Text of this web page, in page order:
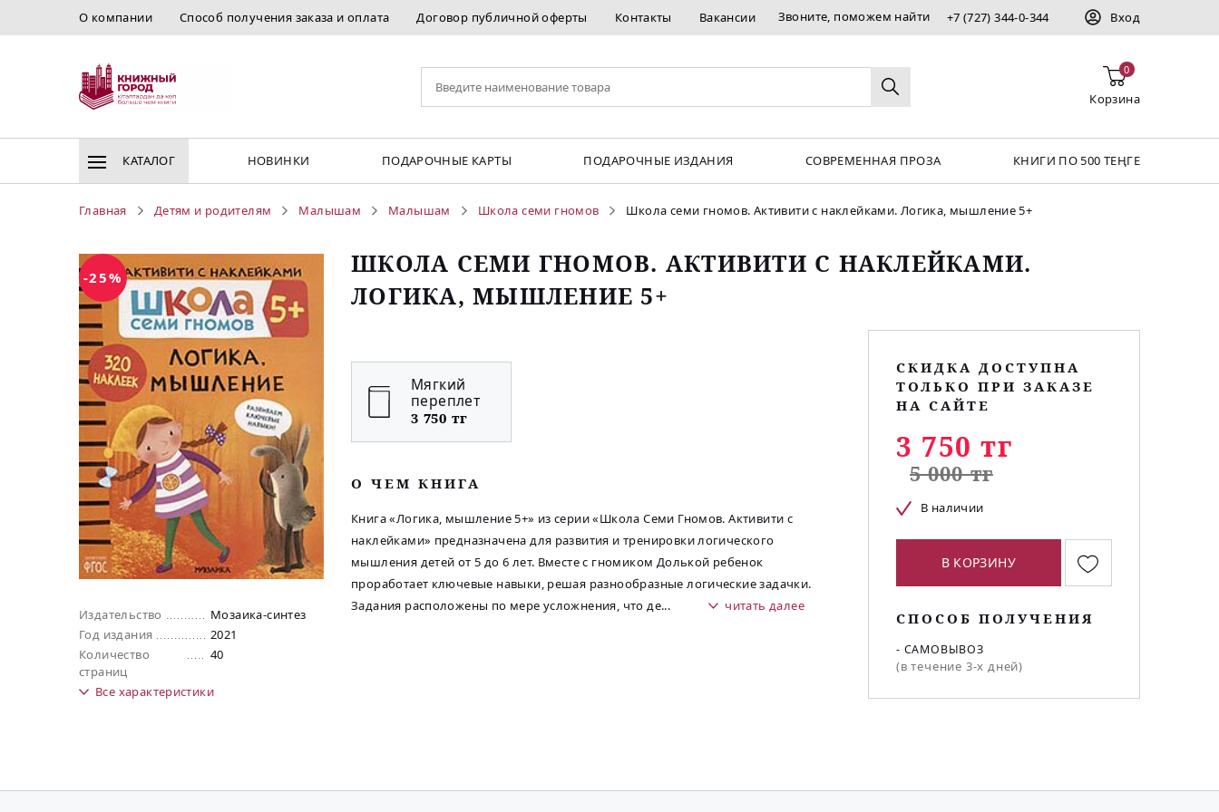
О компании Способ получения заказа и оплата Договор публичной оферты Контакты Вакансии Звоните, поможем найти +7 (727) 344-0-344 Вход
0
Корзина
КАТАЛОГ НОВИНКИ ПОДАРОЧНЫЕ КАРТЫ ПОДАРОЧНЫЕ ИЗДАНИЯ СОВРЕМЕННАЯ ПРОЗА КНИГИ ПО 500 ТЕҢГЕ
Главная Детям и родителям Малышам Малышам Школа семи гномов Школа семи гномов. Активити с наклейками. Логика, мышление 5+
-25%
Издательство
Мозаика-синтез
Год издания
2021
Количество
страниц
40
Все характеристики
ШКОЛА СЕМИ ГНОМОВ. АКТИВИТИ С НАКЛЕЙКАМИ.
ЛОГИКА, МЫШЛЕНИЕ 5+
Мягкий
переплет
3 750 тг
O ЧЕМ КНИГА
Книга «Логика, мышление 5+» из серии «Школа Семи Гномов. Активити с
наклейками» предназначена для развития и тренировки логического
мышления детей от 5 до 6 лет. Вместе с гномиком Долькой ребенок
проработает ключевые навыки, решая разнообразные логические задачки.
Задания расположены по мере усложнения, что де... читать далее
СКИДКА ДОСТУПНА
ТОЛЬКО ПРИ ЗАКАЗЕ
НА САЙТЕ
3 750 тг
5 000 тг
В наличии
В КОРЗИНУ
СПОСОБ ПОЛУЧЕНИЯ
- САМОВЫВОЗ
(в течение 3-х дней)